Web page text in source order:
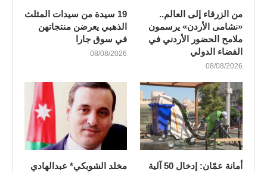
من الزرقاء إلى العالم..
«نشامى الأردن» يرسمون
ملامح الحضور الأردني في
الفضاء الدولي
08/08/2026
19 سيدة من سيدات المثلث
الذهبي يعرضن منتجاتهن
في سوق جارا
08/08/2026
أمانة عمّان: إدخال 50 آلية
مخلد الشوبكي* عبدالهادي